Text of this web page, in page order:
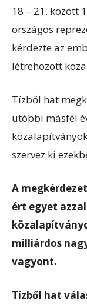
18 – 21. között
országos
kérdezte az
létrehozott
Tízből hat
utóbbi másfél
szervez ki
A
ért egyet
milliárdos
vagyont.
Tízből hat